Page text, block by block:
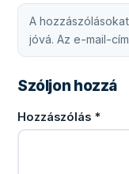
A
jóvá. Az e-mail-
Szóljon hozzá
Hozzászólás *